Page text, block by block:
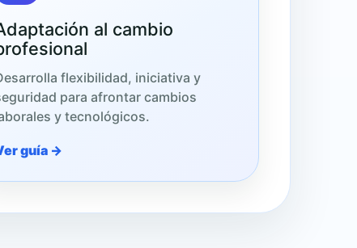
al cambio
flexibilidad, iniciativa y
para afrontar cambios
y tecnológicos.
guía →